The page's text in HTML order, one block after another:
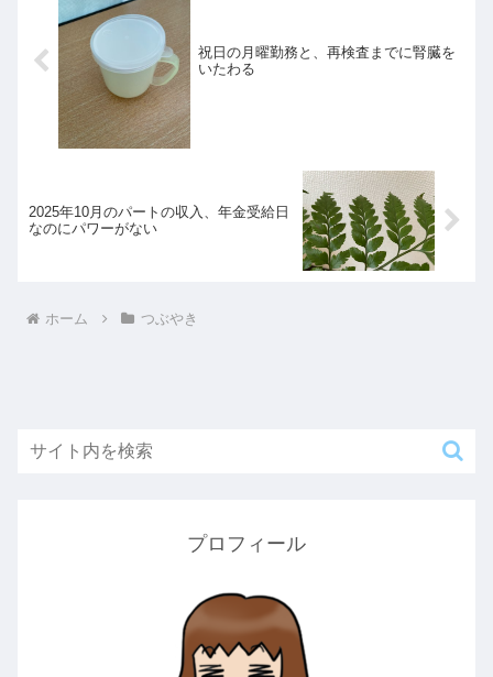
祝日の月曜勤務と、再検査までに腎臓を
いたわる
2025年10月のパートの収入、年金受給日
なのにパワーがない
ホーム つぶやき
プロフィール